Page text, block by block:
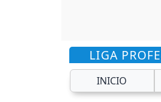
LIGA
INICIO